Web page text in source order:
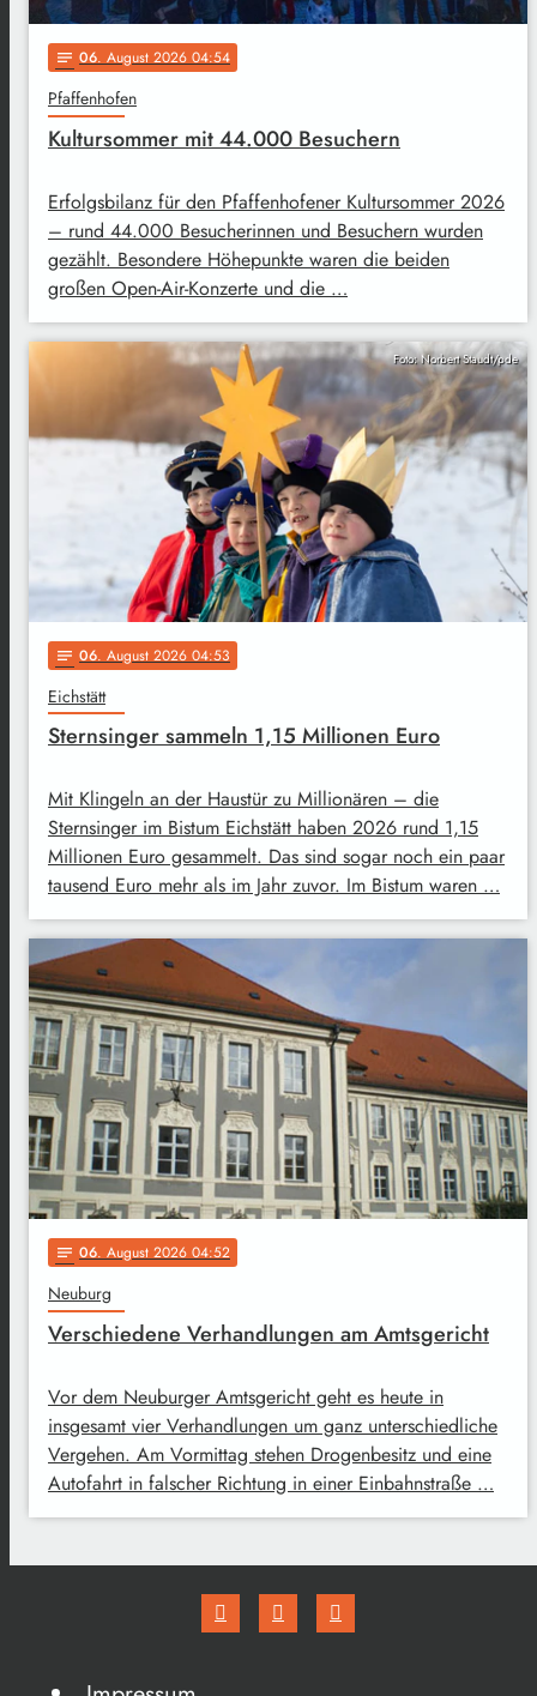
notes 06. August 2026 04:54
Pfaffenhofen
Kultursommer mit 44.000 Besuchern
Erfolgsbilanz für den Pfaffenhofener Kultursommer 2026
– rund 44.000 Besucherinnen und Besuchern wurden
gezählt. Besondere Höhepunkte waren die beiden
großen Open-Air-Konzerte und die …
Foto: Norbert Staudt/pde
notes 06. August 2026 04:53
Eichstätt
Sternsinger sammeln 1,15 Millionen Euro
Mit Klingeln an der Haustür zu Millionären – die
Sternsinger im Bistum Eichstätt haben 2026 rund 1,15
Millionen Euro gesammelt. Das sind sogar noch ein paar
tausend Euro mehr als im Jahr zuvor. Im Bistum waren …
notes 06. August 2026 04:52
Neuburg
Verschiedene Verhandlungen am Amtsgericht
Vor dem Neuburger Amtsgericht geht es heute in
insgesamt vier Verhandlungen um ganz unterschiedliche
Vergehen. Am Vormittag stehen Drogenbesitz und eine
Autofahrt in falscher Richtung in einer Einbahnstraße …